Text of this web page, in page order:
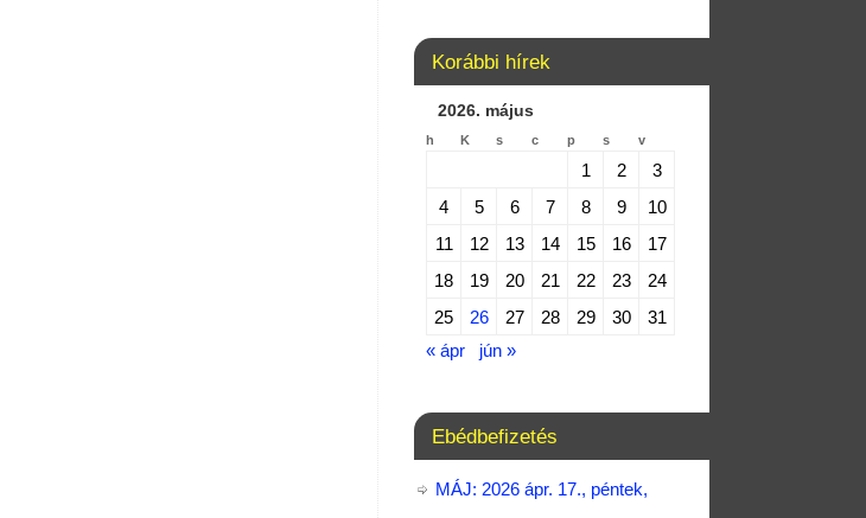
Korábbi hírek
2026. május
h K s c p s v
1 2
3
4
5 6 7 8 9
10
11
12 13 14 15 16
17
18
19 20 21 22 23
24
25
26 27 28 29 30
31
« ápr
jún »
Ebédbefizetés
MÁJ: 2026 ápr. 17., péntek,